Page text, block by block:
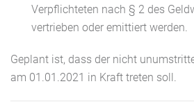
Verpflichteten nach § 2 des
vertrieben oder emittiert werden.
Geplant ist, dass der nicht
am 01.01.2021 in Kraft treten soll.